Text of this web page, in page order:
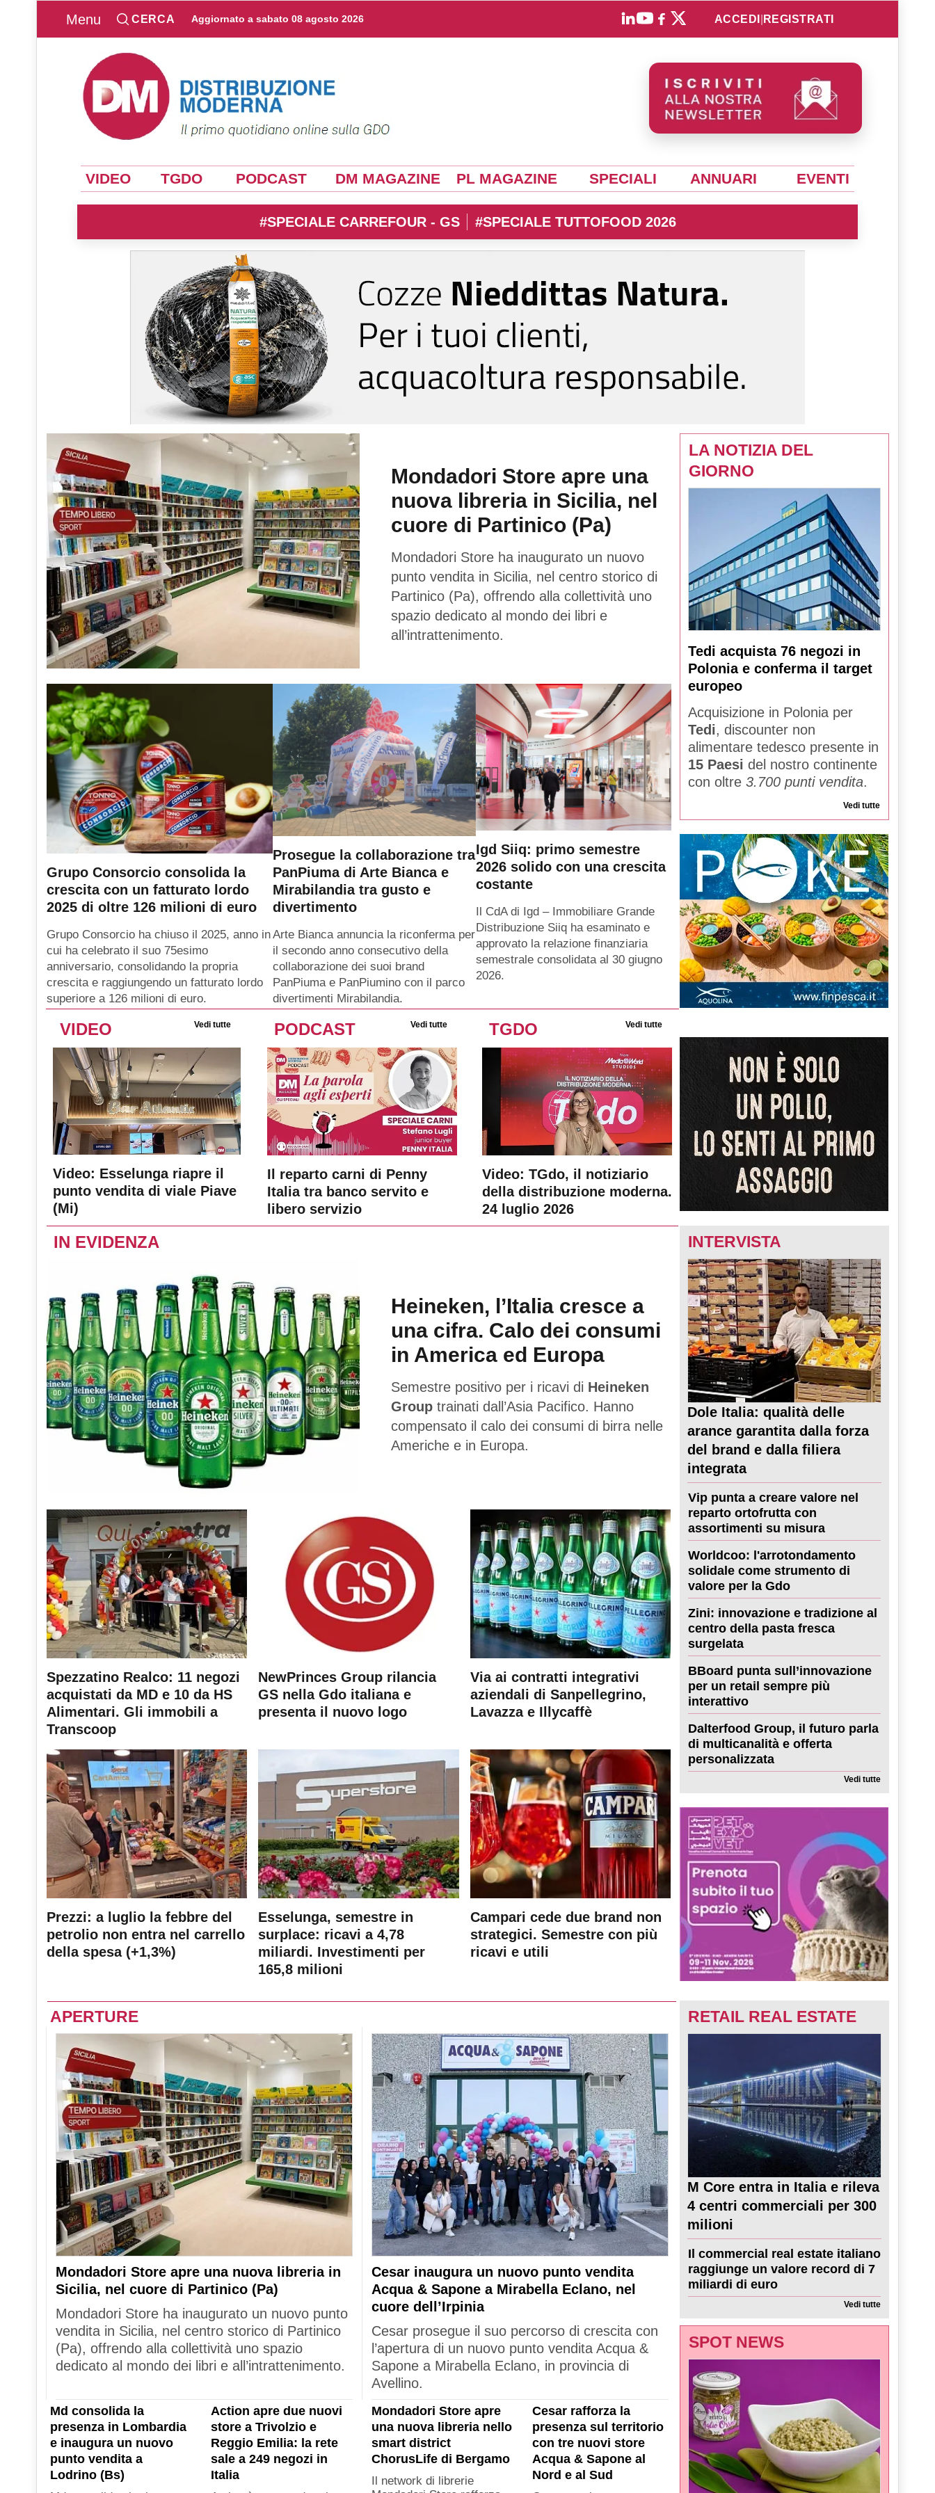
Menu CERCA Aggiornato a sabato 08 agosto 2026 ACCEDI REGISTRATI
VIDEO TGDO PODCAST DM MAGAZINE PL MAGAZINE SPECIALI ANNUARI EVENTI
#SPECIALE CARREFOUR - GS #SPECIALE TUTTOFOOD 2026
Mondadori Store apre una
nuova libreria in Sicilia, nel
cuore di Partinico (Pa)
Mondadori Store ha inaugurato un nuovo
punto vendita in Sicilia, nel centro storico di
Partinico (Pa), offrendo alla collettività uno
spazio dedicato al mondo dei libri e
all’intrattenimento.
Grupo Consorcio consolida la
crescita con un fatturato lordo
2025 di oltre 126 milioni di euro
Grupo Consorcio ha chiuso il 2025, anno in
cui ha celebrato il suo 75esimo
anniversario, consolidando la propria
crescita e raggiungendo un fatturato lordo
superiore a 126 milioni di euro.
Prosegue la collaborazione tra
PanPiuma di Arte Bianca e
Mirabilandia tra gusto e
divertimento
Arte Bianca annuncia la riconferma per
il secondo anno consecutivo della
collaborazione dei suoi brand
PanPiuma e PanPiumino con il parco
divertimenti Mirabilandia.
Igd Siiq: primo semestre
2026 solido con una crescita
costante
Il CdA di Igd – Immobiliare Grande
Distribuzione Siiq ha esaminato e
approvato la relazione finanziaria
semestrale consolidata al 30 giugno
2026.
LA NOTIZIA DEL
GIORNO
Tedi acquista 76 negozi in
Polonia e conferma il target
europeo
Acquisizione in Polonia per
Tedi, discounter non
alimentare tedesco presente in
15 Paesi del nostro continente
con oltre 3.700 punti vendita.
Vedi tutte
VIDEO Vedi tutte
Video: Esselunga riapre il
punto vendita di viale Piave
(Mi)
PODCAST Vedi tutte
Il reparto carni di Penny
Italia tra banco servito e
libero servizio
TGDO Vedi tutte
Video: TGdo, il notiziario
della distribuzione moderna.
24 luglio 2026
IN EVIDENZA
Heineken, l’Italia cresce a
una cifra. Calo dei consumi
in America ed Europa
Semestre positivo per i ricavi di Heineken
Group trainati dall’Asia Pacifico. Hanno
compensato il calo dei consumi di birra nelle
Americhe e in Europa.
Spezzatino Realco: 11 negozi
acquistati da MD e 10 da HS
Alimentari. Gli immobili a
Transcoop
NewPrinces Group rilancia
GS nella Gdo italiana e
presenta il nuovo logo
Via ai contratti integrativi
aziendali di Sanpellegrino,
Lavazza e Illycaffè
Prezzi: a luglio la febbre del
petrolio non entra nel carrello
della spesa (+1,3%)
Esselunga, semestre in
surplace: ricavi a 4,78
miliardi. Investimenti per
165,8 milioni
Campari cede due brand non
strategici. Semestre con più
ricavi e utili
INTERVISTA
Dole Italia: qualità delle
arance garantita dalla forza
del brand e dalla filiera
integrata
Vip punta a creare valore nel
reparto ortofrutta con
assortimenti su misura
Worldcoo: l'arrotondamento
solidale come strumento di
valore per la Gdo
Zini: innovazione e tradizione al
centro della pasta fresca
surgelata
BBoard punta sull’innovazione
per un retail sempre più
interattivo
Dalterfood Group, il futuro parla
di multicanalità e offerta
personalizzata
Vedi tutte
APERTURE
Mondadori Store apre una nuova libreria in
Sicilia, nel cuore di Partinico (Pa)
Mondadori Store ha inaugurato un nuovo punto
vendita in Sicilia, nel centro storico di Partinico
(Pa), offrendo alla collettività uno spazio
dedicato al mondo dei libri e all’intrattenimento.
Cesar inaugura un nuovo punto vendita
Acqua & Sapone a Mirabella Eclano, nel
cuore dell’Irpinia
Cesar prosegue il suo percorso di crescita con
l’apertura di un nuovo punto vendita Acqua &
Sapone a Mirabella Eclano, in provincia di
Avellino.
Md consolida la
presenza in Lombardia
e inaugura un nuovo
punto vendita a
Lodrino (Bs)
Action apre due nuovi
store a Trivolzio e
Reggio Emilia: la rete
sale a 249 negozi in
Italia
Mondadori Store apre
una nuova libreria nello
smart district
ChorusLife di Bergamo
Il network di librerie
Cesar rafforza la
presenza sul territorio
con tre nuovi store
Acqua & Sapone al
Nord e al Sud
RETAIL REAL ESTATE
M Core entra in Italia e rileva
4 centri commerciali per 300
milioni
Il commercial real estate italiano
raggiunge un valore record di 7
miliardi di euro
Vedi tutte
SPOT NEWS